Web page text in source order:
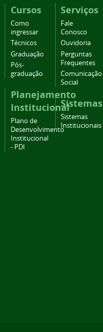
Cursos
Como
ingressar
Técnicos
Graduação
Pós-
graduação
Planejamento
Institucional
Plano de
Desenvolvimento
Institucional
- PDI
Serviços
Fale
Conosco
Ouvidoria
Perguntas
Frequentes
Comunicação
Social
Sistemas
Sistemas
Institucionais